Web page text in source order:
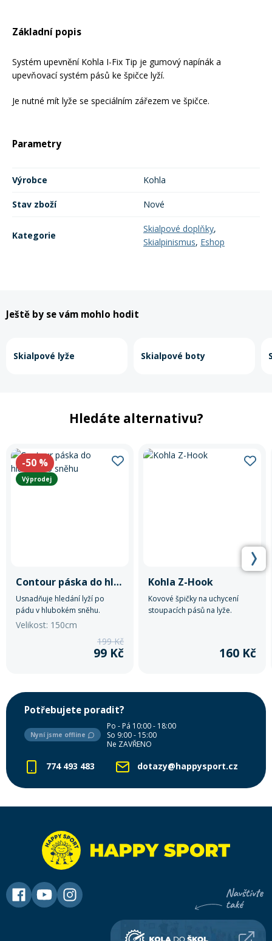
Rukavice na kolo
Základní popis
Systém upevnění Kohla I-Fix Tip je gumový napínák a
upevňovací systém pásů ke špičce lyží.
Je nutné mít lyže se speciálním zářezem ve špičce.
Parametry
Výrobce Kohla
Stav zboží Nové
Kategorie
Skialpové doplňky,
Skialpinismus, Eshop
Ještě by se vám mohlo hodit
Skialpové lyže Skialpové boty
Hledáte alternativu?
-50 %
Výprodej
Contour páska do hlubokého sněhu
Usnadňuje hledání lyží po
pádu v hlubokém sněhu.
Velikost: 150cm
199 Kč
99 Kč
Kohla Z-Hook
Kovové špičky na uchycení
stoupacích pásů na lyže.
160 Kč
Potřebujete poradit?
Nyní jsme offline
Po - Pá 10:00 - 18:00
So 9:00 - 15:00
Ne ZAVŘENO
774 493 483 dotazy@happysport.cz